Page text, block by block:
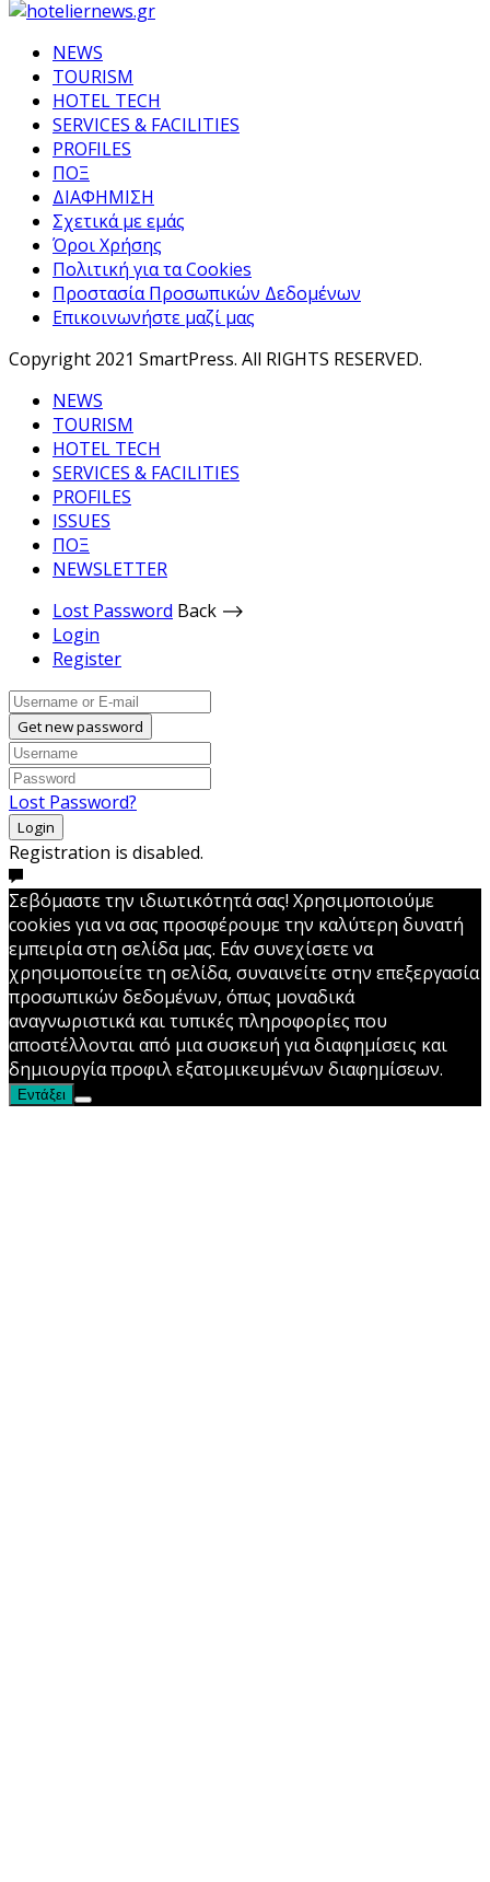
NEWS
TOURISM
HOTEL TECH
SERVICES & FACILITIES
PROFILES
ΠΟΞ
ΔΙΑΦΗΜΙΣΗ
Σχετικά με εμάς
Όροι Χρήσης
Πολιτική για τα Cookies
Προστασία Προσωπικών Δεδομένων
Επικοινωνήστε μαζί μας
Copyright 2021 SmartPress. All RIGHTS RESERVED.
NEWS
TOURISM
HOTEL TECH
SERVICES & FACILITIES
PROFILES
ISSUES
ΠΟΞ
NEWSLETTER
Lost Password Back ⟶
Login
Register
Get new password
Lost Password?
Login
Registration is disabled.
Σεβόμαστε την ιδιωτικότητά σας! Χρησιμοποιούμε
cookies για να σας προσφέρουμε την καλύτερη δυνατή
εμπειρία στη σελίδα μας. Εάν συνεχίσετε να
χρησιμοποιείτε τη σελίδα, συναινείτε στην επεξεργασία
προσωπικών δεδομένων, όπως μοναδικά
αναγνωριστικά και τυπικές πληροφορίες που
αποστέλλονται από μια συσκευή για διαφημίσεις και
δημιουργία προφιλ εξατομικευμένων διαφημίσεων.
Εντάξει